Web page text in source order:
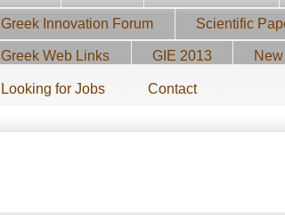
Greek Innovation Forum Scientific
Greek Web Links GIE 2013
Looking for Jobs Contact